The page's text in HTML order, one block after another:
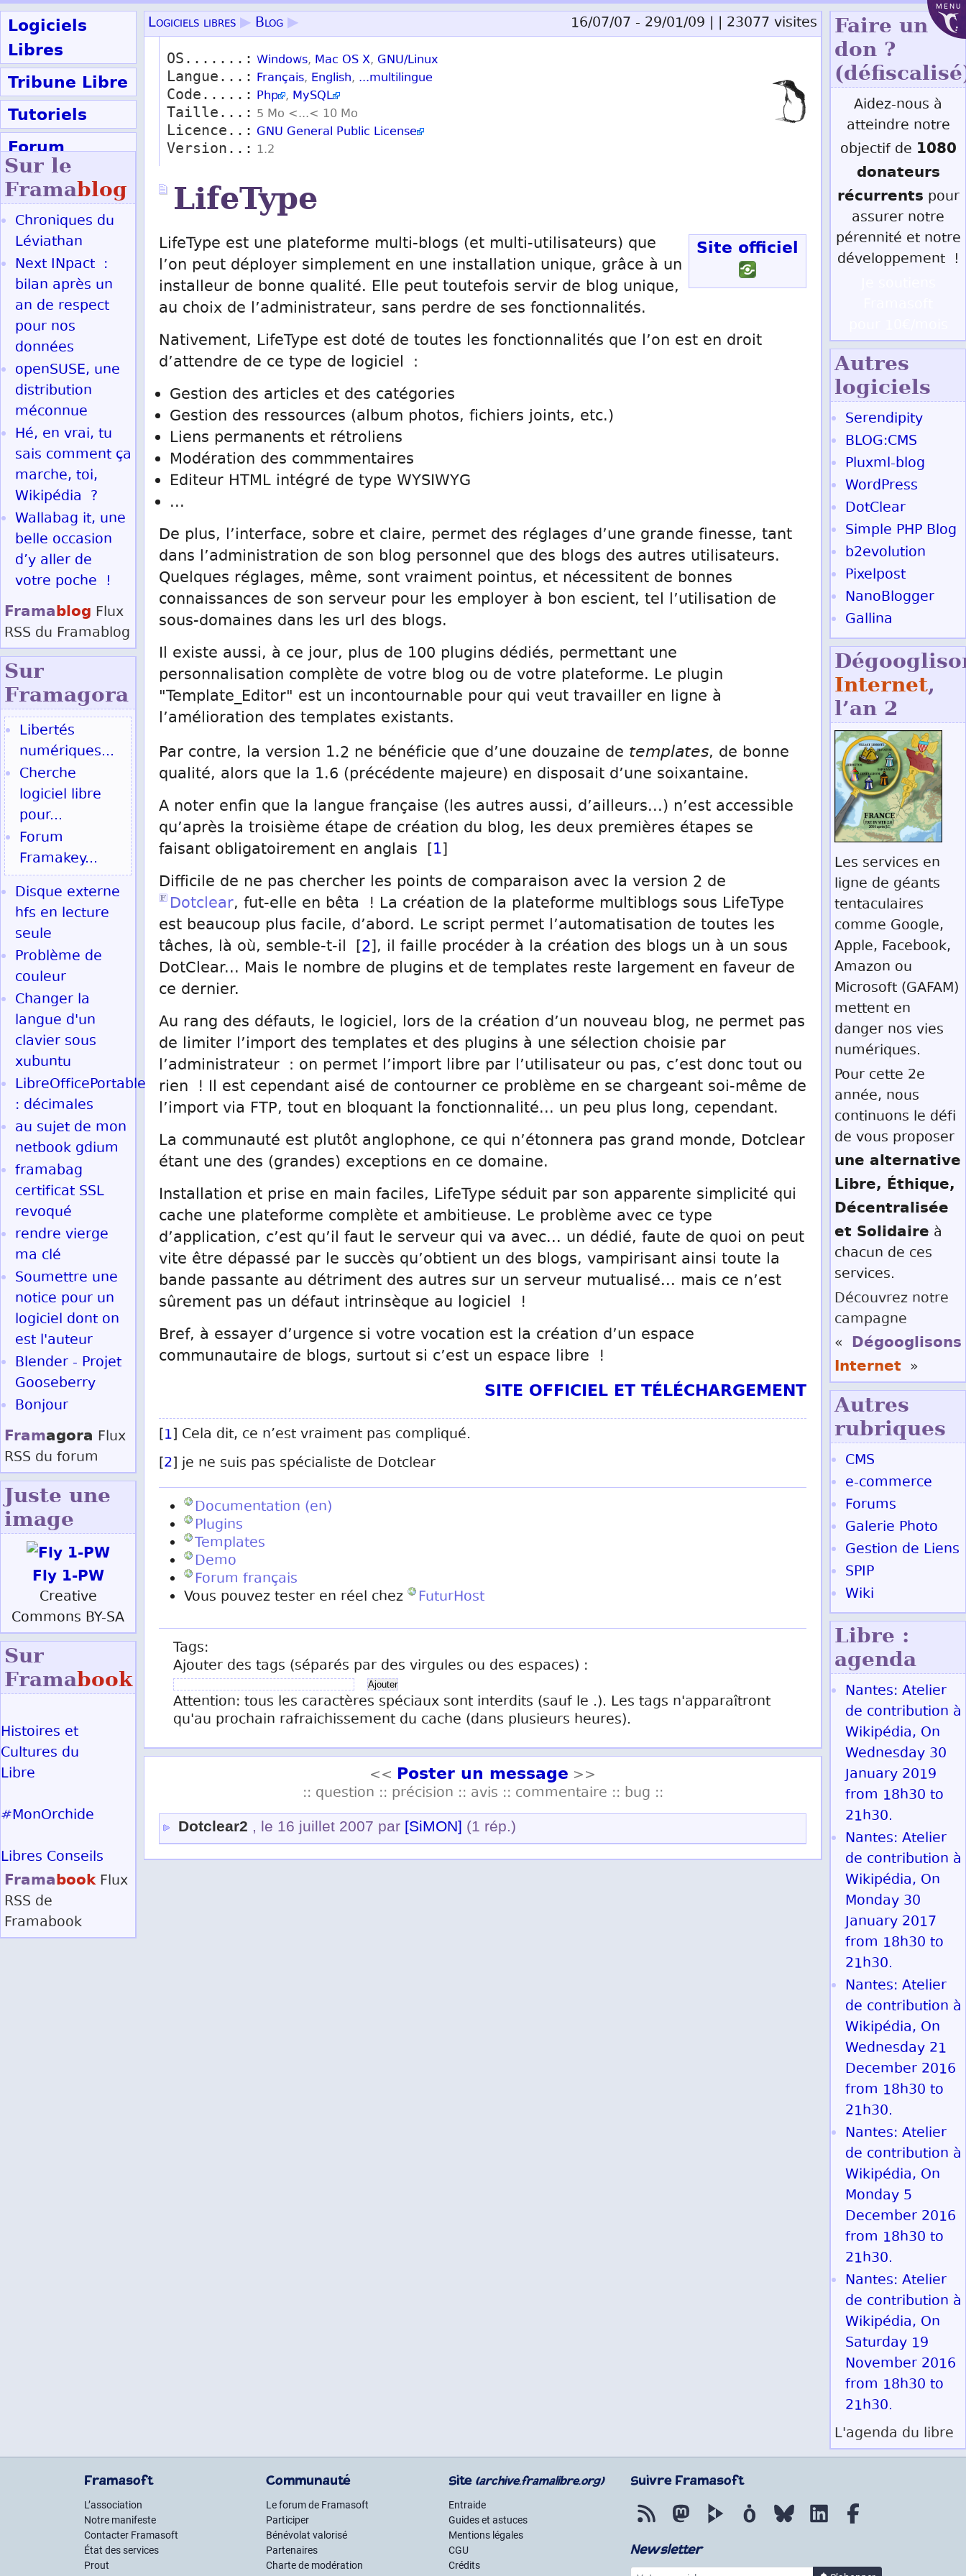
MENU
Logiciels
Libres
Tribune Libre
Tutoriels
Forum
Participer
Logiciels libres ▶ Blog ▶ 16/07/07 - 29/01/09 | | 23077 visites
OS.......: Windows, Mac OS X, GNU/Linux
Langue...: Français, English, ...multilingue
Code.....: Php , MySQL
Taille...: 5 Mo <...< 10 Mo
Licence..: GNU General Public License
Version..: 1.2
LifeType
Site officiel
LifeType est une plateforme multi-blogs (et multi-utilisateurs) que
l’on peut déployer simplement en une installation unique, grâce à un
installeur de bonne qualité. Elle peut toutefois servir de blog unique,
au choix de l’administrateur, sans perdre de ses fonctionnalités.
Nativement, LifeType est doté de toutes les fonctionnalités que l’on est en droit
d’attendre de ce type de logiciel :
Gestion des articles et des catégories
Gestion des ressources (album photos, fichiers joints, etc.)
Liens permanents et rétroliens
Modération des commmentaires
Editeur HTML intégré de type WYSIWYG
...
De plus, l’interface, sobre et claire, permet des réglages d’une grande finesse, tant
dans l’administration de son blog personnel que des blogs des autres utilisateurs.
Quelques réglages, même, sont vraiment pointus, et nécessitent de bonnes
connaissances de son serveur pour les employer à bon escient, tel l’utilisation de
sous-domaines dans les url des blogs.
Il existe aussi, à ce jour, plus de 100 plugins dédiés, permettant une
personnalisation complète de votre blog ou de votre plateforme. Le plugin
"Template_Editor" est un incontournable pour qui veut travailler en ligne à
l’amélioration des templates existants.
Par contre, la version 1.2 ne bénéficie que d’une douzaine de templates, de bonne
qualité, alors que la 1.6 (précédente majeure) en disposait d’une soixantaine.
A noter enfin que la langue française (les autres aussi, d’ailleurs...) n’est accessible
qu’après la troisième étape de création du blog, les deux premières étapes se
faisant obligatoirement en anglais [1]
Difficile de ne pas chercher les points de comparaison avec la version 2 de
Dotclear, fut-elle en bêta ! La création de la plateforme multiblogs sous LifeType
est beaucoup plus facile, d’abord. Le script permet l’automatisation de toutes les
tâches, là où, semble-t-il [2], il faille procéder à la création des blogs un à un sous
DotClear... Mais le nombre de plugins et de templates reste largement en faveur de
ce dernier.
Au rang des défauts, le logiciel, lors de la création d’un nouveau blog, ne permet pas
de limiter l’import des templates et des plugins à une sélection choisie par
l’administrateur : on permet l’import libre par l’utilisateur ou pas, c’est donc tout ou
rien ! Il est cependant aisé de contourner ce problème en se chargeant soi-même de
l’import via FTP, tout en bloquant la fonctionnalité... un peu plus long, cependant.
La communauté est plutôt anglophone, ce qui n’étonnera pas grand monde, Dotclear
étant une des (grandes) exceptions en ce domaine.
Installation et prise en main faciles, LifeType séduit par son apparente simplicité qui
cache une plateforme complète et ambitieuse. Le problème avec ce type
d’application, c’est qu’il faut le serveur qui va avec... un dédié, faute de quoi on peut
vite être dépassé par le succès qu’obtient un des blogs, vampirisant ainsi toute la
bande passante au détriment des autres sur un serveur mutualisé... mais ce n’est
sûrement pas un défaut intrinsèque au logiciel !
Bref, à essayer d’urgence si votre vocation est la création d’un espace
communautaire de blogs, surtout si c’est un espace libre !
SITE OFFICIEL ET TÉLÉCHARGEMENT
[1] Cela dit, ce n’est vraiment pas compliqué.
[2] je ne suis pas spécialiste de Dotclear
Documentation (en)
Plugins
Templates
Demo
Forum français
Vous pouvez tester en réel chez
FuturHost
Tags:
Ajouter des tags (séparés par des virgules ou des espaces) :
Attention: tous les caractères spéciaux sont interdits (sauf le .). Les tags n'apparaîtront
qu'au prochain rafraichissement du cache (dans plusieurs heures).
<< Poster un message >>
:: question :: précision :: avis :: commentaire :: bug ::
Dotclear2 , le 16 juillet 2007 par [SiMON] (1 rép.)
Faire un
don ?
Aidez-nous à
atteindre notre
objectif de 1080
donateurs
récurrents pour
assurer notre
pérennité et notre
développement !
Autres
logiciels
Serendipity
BLOG:CMS
Pluxml-blog
WordPress
DotClear
Simple PHP Blog
b2evolution
Pixelpost
NanoBlogger
Gallina
Internet,
l’an 2
Les services en
ligne de géants
tentaculaires
comme Google,
Apple, Facebook,
Amazon ou
Microsoft (GAFAM)
mettent en
danger nos vies
numériques.
Pour cette 2e
année, nous
continuons le défi
de vous proposer
une alternative
Libre, Éthique,
Décentralisée
et Solidaire à
chacun de ces
services.
Découvrez notre
campagne
« Dégooglisons
Internet »
Autres
rubriques
CMS
e-commerce
Forums
Galerie Photo
Gestion de Liens
SPIP
Wiki
Libre :
agenda
Nantes: Atelier
de contribution à
Wikipédia, On
Wednesday 30
January 2019
from 18h30 to
21h30.
Nantes: Atelier
de contribution à
Wikipédia, On
Monday 30
January 2017
from 18h30 to
21h30.
Nantes: Atelier
de contribution à
Wikipédia, On
Wednesday 21
December 2016
from 18h30 to
21h30.
Nantes: Atelier
de contribution à
Wikipédia, On
Monday 5
December 2016
from 18h30 to
21h30.
Nantes: Atelier
de contribution à
Wikipédia, On
Saturday 19
November 2016
from 18h30 to
21h30.
L'agenda du libre
Sur le
Framablog
Chroniques du
Léviathan
Next INpact :
bilan après un
an de respect
pour nos
données
openSUSE, une
distribution
méconnue
Hé, en vrai, tu
sais comment ça
marche, toi,
Wikipédia ?
Wallabag it, une
belle occasion
d’y aller de
votre poche !
Framablog Flux
RSS du Framablog
Sur
Framagora
Libertés
numériques...
Cherche
logiciel libre
pour...
Forum
Framakey...
Disque externe
hfs en lecture
seule
Problème de
couleur
Changer la
langue d'un
clavier sous
xubuntu
LibreOfficePortable
: décimales
au sujet de mon
netbook gdium
framabag
certificat SSL
revoqué
rendre vierge
ma clé
Soumettre une
notice pour un
logiciel dont on
est l'auteur
Blender - Projet
Gooseberry
Bonjour
Framagora Flux
RSS du forum
Juste une
image
Fly 1-PW
Creative
Commons BY-SA
Sur
Framabook
Histoires et
Cultures du
Libre
#MonOrchide
Libres Conseils
Framabook Flux
RSS de
Framabook
Framasoft
L’association
Notre manifeste
Contacter Framasoft
État des services
Prout
Communauté
Le forum de Framasoft
Participer
Bénévolat valorisé
Partenaires
Charte de modération
Site (archive.framalibre.org)
Entraide
Guides et astuces
Mentions légales
CGU
Crédits
Suivre Framasoft
Flux RSS MastodonPeerTube Mobilizon Bluesky LinkedIn
Newsletter
Votre courriel